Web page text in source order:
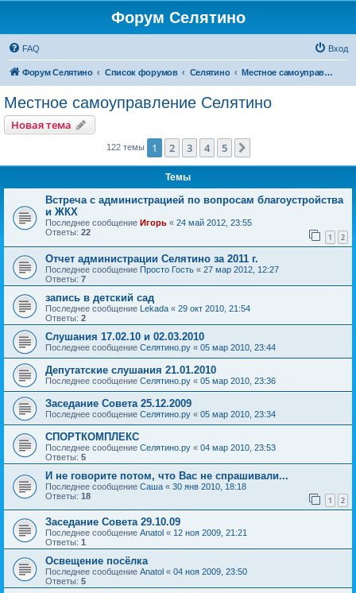
Форум Селятино
FAQ Вход
Форум Селятино Список форумов Селятино Местное самоуправление Селятино
Местное самоуправление Селятино
Новая тема
122 темы 1 2 3 4 5
Темы
Встреча с администрацией по вопросам благоустройства
и ЖКХ
Последнее сообщение Игорь « 24 май 2012, 23:55
Ответы: 22 1 2
Отчет администрации Селятино за 2011 г.
Последнее сообщение Просто Гость « 27 мар 2012, 12:27
Ответы: 7
запись в детский сад
Последнее сообщение Lekada « 29 окт 2010, 21:54
Ответы: 2
Слушания 17.02.10 и 02.03.2010
Последнее сообщение Селятино.ру « 05 мар 2010, 23:44
Депутатские слушания 21.01.2010
Последнее сообщение Селятино.ру « 05 мар 2010, 23:36
Заседание Совета 25.12.2009
Последнее сообщение Селятино.ру « 05 мар 2010, 23:34
СПОРТКОМПЛЕКС
Последнее сообщение Селятино.ру « 04 мар 2010, 23:53
Ответы: 5
И не говорите потом, что Вас не спрашивали...
Последнее сообщение Саша « 30 янв 2010, 18:18
Ответы: 18 1 2
Заседание Совета 29.10.09
Последнее сообщение Anatol « 12 ноя 2009, 21:21
Ответы: 1
Освещение посёлка
Последнее сообщение Anatol « 04 ноя 2009, 23:50
Ответы: 5